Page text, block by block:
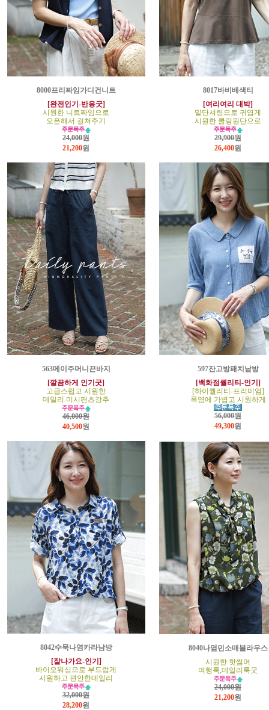
8000프리짜임가디건니트
[완전인기-반응굿]
시원한 니트짜임으로
오픈해서 걸쳐주기
24,000원
21,200원
8017바비배색티
[여리여리 대박]
밑단셔링으로 귀엽게
시원한 쿨링원단으로
29,900원
26,400원
563메이주머니끈바지
[깔끔하게 인기굿]
고급스럽고 시원한
데일리 미시팬츠강추
46,000원
40,500원
597잔고방패치남방
[백화점퀄리티-인기]
[하이퀄리티-프리미엄]
폭염에 가볍고 시원하게
56,000원
49,300원
8042수묵나염카라남방
[잘나가요-인기]
바이오워싱으로 부드럽게
시원하고 편안한데일리
32,000원
28,200원
8040나염민소매블라우스
시원한 핫썸머
여행룩,데일리룩굿
24,000원
21,200원